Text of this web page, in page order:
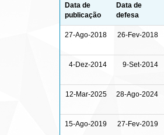
Data de
publicação
Data de
defesa
27-Ago-2018 26-Fev-2018
4-Dez-2014 9-Set-2014
12-Mar-2025 28-Ago-2024
15-Ago-2019 27-Fev-2019